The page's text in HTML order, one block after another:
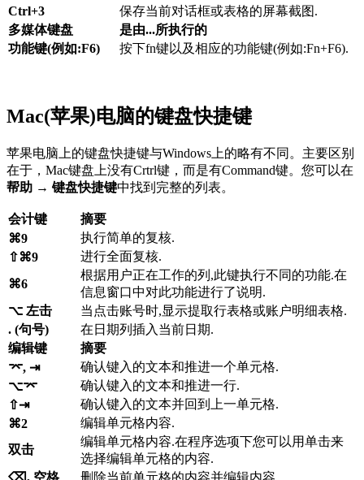
Ctrl+3
保存当前对话框或表格的屏幕截图.
多媒体键盘
是由...所执行的
功能键(例如:F6)
按下fn键以及相应的功能键(例如:Fn+F6).
Mac(苹果)电脑的键盘快捷键
苹果电脑上的键盘快捷键与Windows上的略有不同。主要区别
在于，Mac键盘上没有Crtrl键，而是有Command键。您可以在
帮助 → 键盘快捷键中找到完整的列表。
会计键
摘要
⌘9
执行简单的复核.
⇧⌘9
进行全面复核.
⌘6
根据用户正在工作的列,此键执行不同的功能.在
信息窗口中对此功能进行了说明.
⌥ 左击
当点击账号时,显示提取行表格或账户明细表格.
. (句号)
在日期列插入当前日期.
编辑键
摘要
⌤, ⇥
确认键入的文本和推进一个单元格.
⌥⌤
确认键入的文本和推进一行.
⇧⇥
确认键入的文本并回到上一单元格.
⌘2
编辑单元格内容.
双击
编辑单元格内容.在程序选项下您可以用单击来
选择编辑单元格的内容.
⌫, 空格
删除当前单元格的内容并编辑内容.